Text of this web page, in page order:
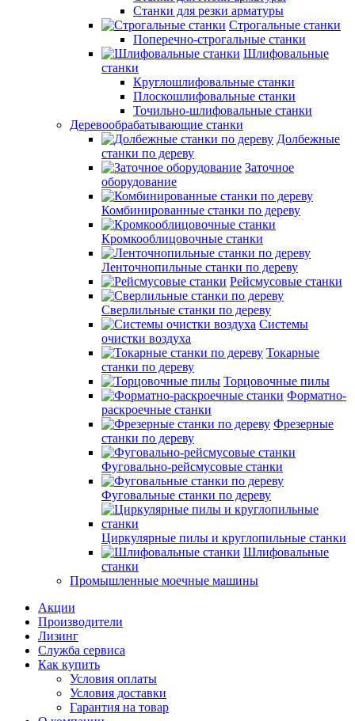
Станки для резки арматуры
Строгальные станки
Поперечно-строгальные станки
Шлифовальные
станки
Круглошлифовальные станки
Плоскошлифовальные станки
Точильно-шлифовальные станки
Деревообрабатывающие станки
Долбежные
станки по дереву
Заточное
оборудование
Комбинированные станки по дереву
Кромкооблицовочные станки
Ленточнопильные станки по дереву
Рейсмусовые станки
Сверлильные станки по дереву
Системы
очистки воздуха
Токарные
станки по дереву
Торцовочные пилы
Форматно-
раскроечные станки
Фрезерные
станки по дереву
Фуговально-рейсмусовые станки
Фуговальные станки по дереву
Циркулярные пилы и круглопильные станки
Шлифовальные
станки
Промышленные моечные машины
Акции
Производители
Лизинг
Служба сервиса
Как купить
Условия оплаты
Условия доставки
Гарантия на товар